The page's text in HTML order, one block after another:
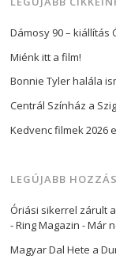
Dámosy 90 – kiállítás
Miénk itt a film!
Bonnie Tyler halála
Centrál Színház a
Kedvenc filmek 2026
LEGÚJABB
Óriási sikerrel zárult
- Ring Magazin -Már
Magyar Dal Hete a